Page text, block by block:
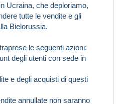
Ucraina, che deploriamo,
tutte le vendite e gli
Bielorussia.
le seguenti azioni:
degli utenti con sede in
e degli acquisti di questi
annullate non saranno